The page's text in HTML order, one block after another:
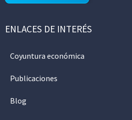
ENLACES DE INTERÉS
Coyuntura económica
Publicaciones
Blog